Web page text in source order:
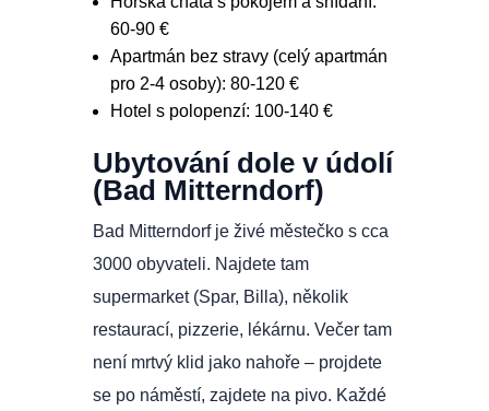
60-90 €
Apartmán bez stravy (celý apartmán
pro 2-4 osoby): 80-120 €
Hotel s polopenzí: 100-140 €
Ubytování dole v údolí
(Bad Mitterndorf)
Bad Mitterndorf je živé městečko s cca
3000 obyvateli. Najdete tam
supermarket (Spar, Billa), několik
restaurací, pizzerie, lékárnu. Večer tam
není mrtvý klid jako nahoře – projdete
se po náměstí, zajdete na pivo. Každé